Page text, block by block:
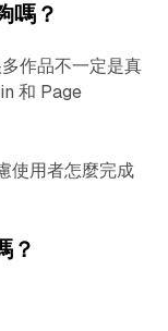
嗎？
作品不一定是真
和 Page
使用者怎麼完成
？